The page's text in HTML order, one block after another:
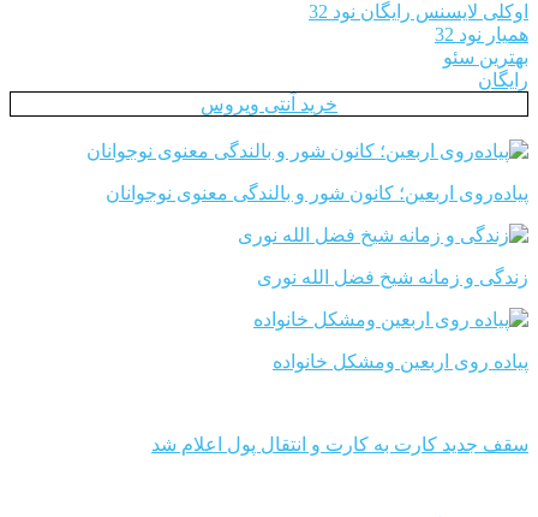
اوکلی لایسنس رایگان نود 32
همیار نود 32
بهترین سئو
رایگان
خرید آنتی ویروس
پیاده‌روی اربعین؛ کانون شور و بالندگی معنوی نوجوانان
زندگی و زمانه شیخ فضل الله نوری
پیاده روی اربعین ومشکل خانواده
سقف جدید کارت به کارت و انتقال پول اعلام شد